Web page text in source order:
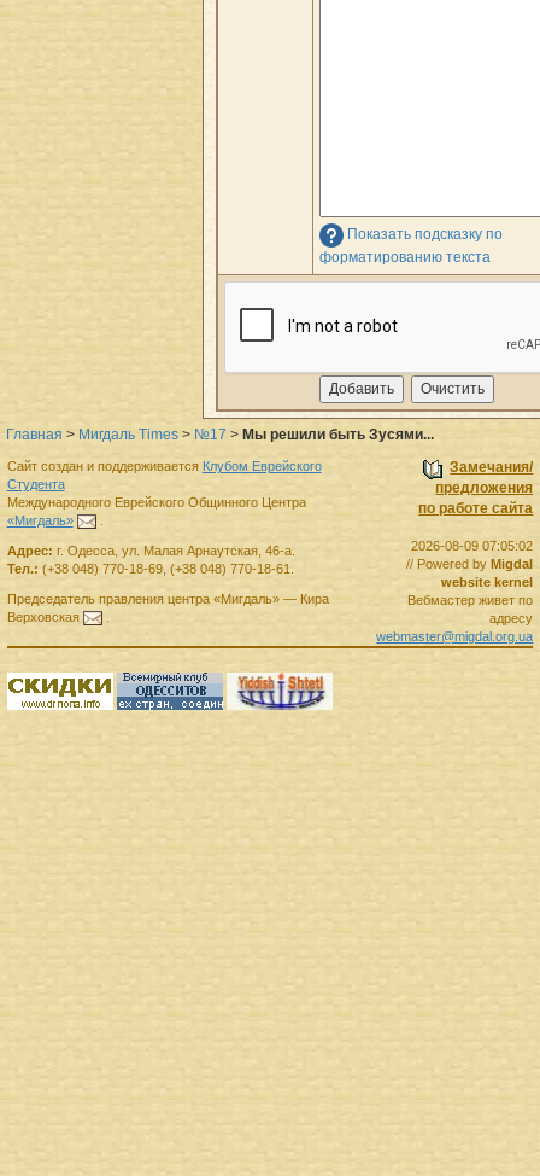
Показать подсказку по
форматированию текста
Главная > Мигдаль Times > №17 > Мы решили быть Зусями...
Замечания/
предложения
по работе сайта
2026-08-09 07:05:02
// Powered byMigdal
website kernel
Вебмастер живет по
адресу
webmaster@migdal.org.ua
Сайт создан и поддерживается Клубом Еврейского
Студента
Международного Еврейского Общинного Центра
«Мигдаль»
.
Адрес: г. Одесса, ул. Малая Арнаутская, 46-а.
Тел.: (+38 048) 770-18-69, (+38 048) 770-18-61
Председатель правленияцентра «Мигдаль»— Кира
Верховская
.